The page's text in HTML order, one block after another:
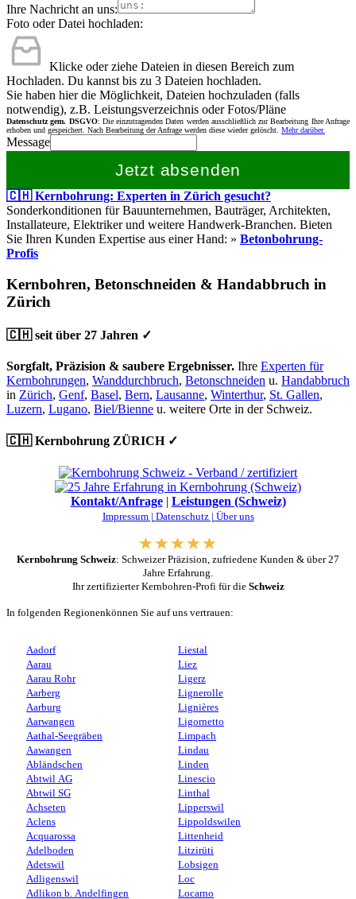
Ihre Nachricht an uns:
Foto oder Datei hochladen:
Klicke oder ziehe Dateien in diesen Bereich zum
Hochladen. Du kannst bis zu 3 Dateien hochladen.
Sie haben hier die Möglichkeit, Dateien hochzuladen (falls
notwendig), z.B. Leistungsverzeichnis oder Fotos/Pläne
Datenschutz gem. DSGVO: Die einzutragenden Daten werden ausschließlich zur Bearbeitung Ihre Anfrage
erhoben und gespeichert. Nach Bearbeitung der Anfrage werden diese wieder gelöscht. Mehr darüber.
Message
Jetzt absenden
🇨🇭 Kernbohrung: Experten in Zürich gesucht?
Sonderkonditionen für Bauunternehmen, Bauträger, Architekten,
Installateure, Elektriker und weitere Handwerk-Branchen. Bieten
Sie Ihren Kunden Expertise aus einer Hand: » Betonbohrung-
Profis
Kernbohren, Betonschneiden & Handabbruch in
Zürich
🇨🇭 seit über 27 Jahren ✓
Sorgfalt, Präzision & saubere Ergebnisser. Ihre Experten für
Kernbohrungen, Wanddurchbruch, Betonschneiden u. Handabbruch
in Zürich, Genf, Basel, Bern, Lausanne, Winterthur, St. Gallen,
Luzern, Lugano, Biel/Bienne u. weitere Orte in der Schweiz.
🇨🇭 Kernbohrung ZÜRICH ✓
Kontakt/Anfrage| Leistungen (Schweiz)
Impressum | Datenschutz | Über uns
Kernbohrung Schweiz: Schweizer Präzision, zufriedene Kunden & über 27
Jahre Erfahrung.
Ihr zertifizierter Kernbohren-Profi für die Schweiz
In folgenden Regionenkönnen Sie auf uns vertrauen:
Aadorf
Aarau
Aarau Rohr
Aarberg
Aarburg
Aarwangen
Aathal-Seegräben
Aawangen
Abländschen
Abtwil AG
Abtwil SG
Achseten
Aclens
Acquarossa
Adelboden
Adetswil
Adligenswil
Adlikon b. Andelfingen
Liestal
Liez
Ligerz
Lignerolle
Lignières
Ligornetto
Limpach
Lindau
Linden
Linescio
Linthal
Lipperswil
Lippoldswilen
Littenheid
Litzirüti
Lobsigen
Loc
Locarno